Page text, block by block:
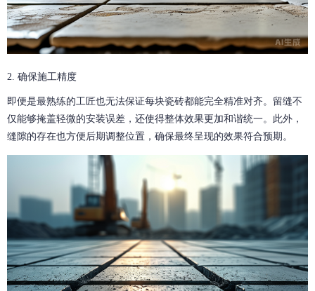
2. 确保施工精度
即便是最熟练的工匠也无法保证每块瓷砖都能完全精准对齐。留缝不
仅能够掩盖轻微的安装误差，还使得整体效果更加和谐统一。此外，
缝隙的存在也方便后期调整位置，确保最终呈现的效果符合预期。